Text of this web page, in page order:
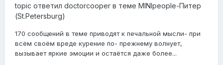
topic ответил doctorcooper в теме MINIpeople-Питер
(St.Petersburg)
170 сообщений в теме приводят к печальной мысли- при
всём своём вреде курение по- прежнему волнует,
вызывает яркие эмоции и остаётся даже более...